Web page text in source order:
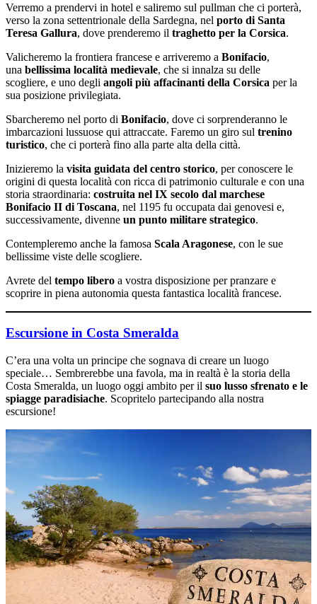
Verremo a prendervi in hotel e saliremo sul pullman che ci porterà,
verso la zona settentrionale della Sardegna, nel porto di Santa
Teresa Gallura, dove prenderemo il traghetto per la Corsica.
Valicheremo la frontiera francese e arriveremo a Bonifacio,
una bellissima località medievale, che si innalza su delle
scogliere, e uno degli angoli più affacinanti della Corsica per la
sua posizione privilegiata.
Sbarcheremo nel porto di Bonifacio, dove ci sorprenderanno le
imbarcazioni lussuose qui attraccate. Faremo un giro sul trenino
turistico, che ci porterà fino alla parte alta della città.
Inizieremo la visita guidata del centro storico, per conoscere le
origini di questa località con ricca di patrimonio culturale e con una
storia straordinaria: costruita nel IX secolo dal marchese
Bonifacio II di Toscana, nel 1195 fu occupata dai genovesi e,
successivamente, divenne un punto militare strategico.
Contempleremo anche la famosa Scala Aragonese, con le sue
bellissime viste delle scogliere.
Avrete del tempo libero a vostra disposizione per pranzare e
scoprire in piena autonomia questa fantastica località francese.
Escursione in Costa Smeralda
C’era una volta un principe che sognava di creare un luogo
speciale… Sembrerebbe una favola, ma in realtà è la storia della
Costa Smeralda, un luogo oggi ambito per il suo lusso sfrenato e le
spiagge paradisiache. Scopritelo partecipando alla nostra
escursione!